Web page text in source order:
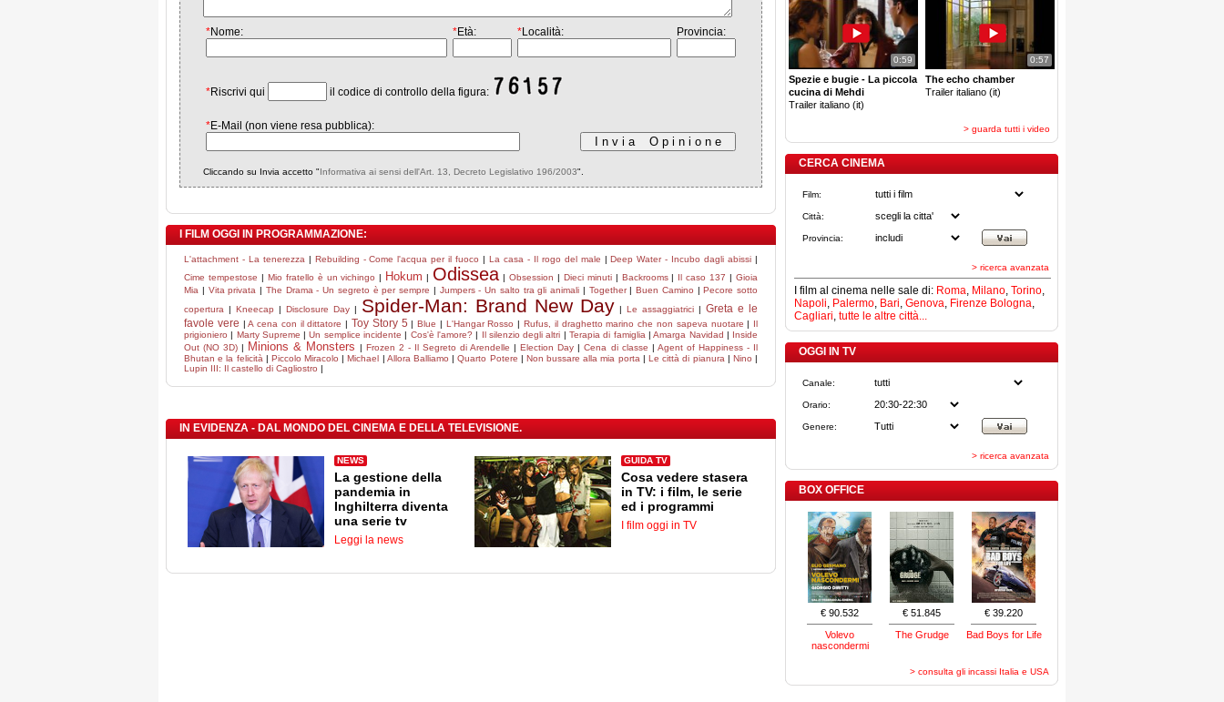
*Nome: *Età: *Località: Provincia:
*Riscrivi qui il codice di controllo della figura:
*E-Mail (non viene resa pubblica):
Cliccando su Invia accetto "Informativa ai sensi dell'Art. 13, Decreto Legislativo 196/2003".
I FILM OGGI IN PROGRAMMAZIONE:
L'attachment - La tenerezza | Rebuilding - Come l'acqua per il fuoco |La casa - Il rogo del male |Deep Water - Incubo dagli abissi |
Cime tempestose | Mio fratello è un vichingo | Hokum | Odissea | Obsession | Dieci minuti| Backrooms| Il caso 137 |Gioia
Mia | Vita privata | The Drama - Un segreto è per sempre | Jumpers - Un salto tra gli animali | Together| Buen Camino |Pecore sotto
copertura | Kneecap | Disclosure Day | Spider-Man: Brand New Day | Le assaggiatrici | Greta e le
favole vere |A cena con il dittatore | Toy Story 5 |Blue | L'Hangar Rosso |Rufus, il draghetto marino che non sapeva nuotare | Il
prigioniero | Marty Supreme |Un semplice incidente | Cos'è l'amore? | Il silenzio degli altri |Terapia di famiglia |Amarga Navidad | Inside
Out (NO 3D) | Minions & Monsters | Frozen 2 - Il Segreto di Arendelle |Election Day |Cena di classe | Agent of Happiness - Il
Bhutan e la felicità | Piccolo Miracolo |Michael | Allora Balliamo |Quarto Potere | Non bussare alla mia porta | Le città di pianura | Nino |
Lupin III: Il castello di Cagliostro |
IN EVIDENZA - DAL MONDO DEL CINEMA E DELLA TELEVISIONE.
NEWS
La gestione della
pandemia in
Inghilterra diventa
una serie tv
Leggi la news
GUIDA TV
Cosa vedere stasera
in TV: i film, le serie
ed i programmi
I film oggi in TV
0:59
Spezie e bugie - La piccola
cucina di Mehdi
Trailer italiano (it)
0:57
The echo chamber
Trailer italiano (it)
> guarda tutti i video
CERCA CINEMA
Film:
Città:
Provincia:
> ricerca avanzata
I film al cinema nelle sale di: Roma, Milano, Torino,
Napoli, Palermo, Bari, Genova, Firenze Bologna,
Cagliari, tutte le altre città...
OGGI IN TV
Canale:
Orario:
Genere:
> ricerca avanzata
BOX OFFICE
€ 90.532
Volevo
nascondermi
€ 51.845
The Grudge
€ 39.220
Bad Boys for Life
> consulta gli incassi Italia e USA